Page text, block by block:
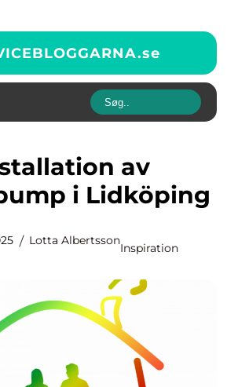
se
i Lidköping
Lotta Albertsson
Inspiration